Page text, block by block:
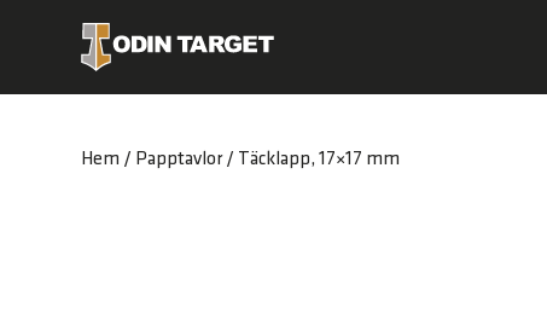
Hem / Papptavlor/ Täcklapp, 17×17 mm